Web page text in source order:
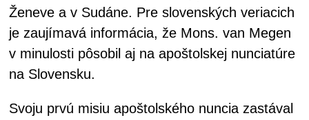
Ženeve a v Sudáne. Pre slovenských veriacich
je zaujímavá informácia, že Mons. van Megen
v minulosti pôsobil aj na apoštolskej nunciatúre
na Slovensku.
Svoju prvú misiu apoštolského nuncia zastával